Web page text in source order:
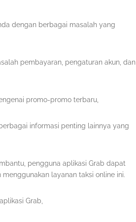
dengan berbagai masalah yang
pembayaran, pengaturan akun, dan
promo-promo terbaru,
informasi penting lainnya yang
pengguna aplikasi Grab dapat
layanan taksi online ini.
Grab,